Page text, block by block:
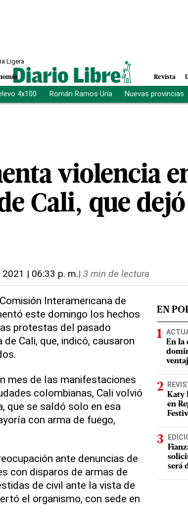
Ligera
Revista
4x100 Román Ramos Uría Nuevas provincias
violencia
Cali, que dejó
2021 | 06:33 p. m.| 3 min de lectura
Interamericana de
este domingo los hechos
protestas del pasado
Cali, que, indicó, causaron
mes de las manifestaciones
colombianas, Cali volvió
que se saldó solo en esa
con arma de fuego,
ante denuncias de
con disparos de armas de
de civil ante la vista de
el organismo, con sede en
EN
En la
Katy
en
será